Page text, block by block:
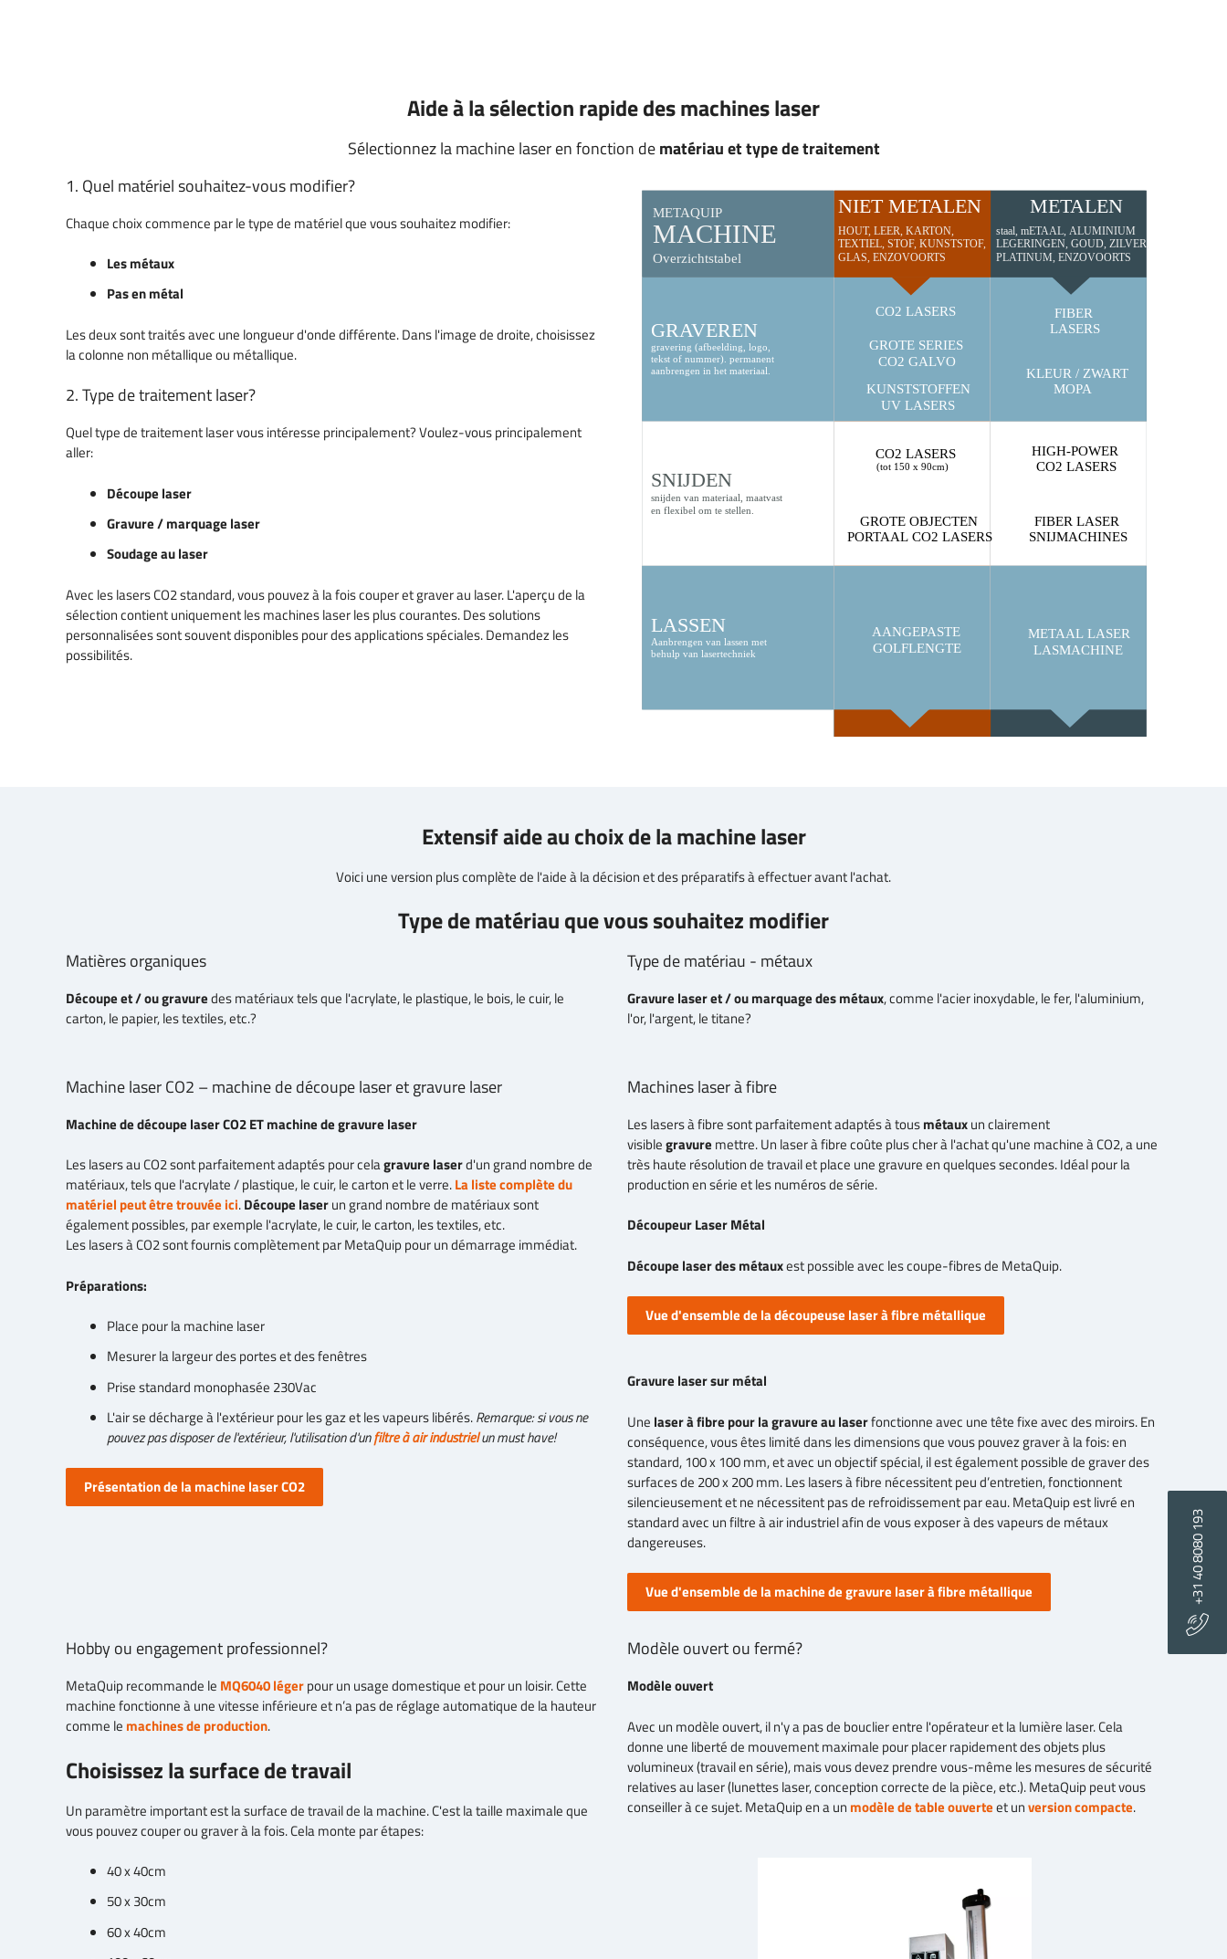
+31 40 8080 193
Découpe laser papier et carton
Maquette et maquettes
Plaques Nominatives & Signes
Aide à la sélection rapide des machines laser
Sélectionnez la machine laser en fonction dematériau et type de traitement
1. Quel matériel souhaitez-vous modifier?
Chaque choix commence par le type de matériel que vous souhaitez modifier:
Les métaux
Pas en métal
Les deux sont traités avec une longueur d'onde différente. Dans l'image de droite, choisissez
la colonne non métallique ou métallique.
2. Type de traitement laser?
Quel type de traitement laser vous intéresse principalement? Voulez-vous principalement
aller:
Découpe laser
Gravure / marquage laser
Soudage au laser
Avec les lasers CO2 standard, vous pouvez à la fois couper et graver au laser. L'aperçu de la
sélection contient uniquement les machines laser les plus courantes. Des solutions
personnalisées sont souvent disponibles pour des applications spéciales. Demandez les
possibilités.
Extensifaide au choix de la machine laser
Voici une version plus complète de l'aide à la décision et des préparatifs à effectuer avant l'achat.
Type de matériau que vous souhaitez modifier
Matières organiques
Découpe et / ou gravuredes matériaux tels que l'acrylate, le plastique, le bois, le cuir, le
carton, le papier, les textiles, etc.?
Type de matériau - métaux
Gravure laser et / ou marquage des métaux, comme l'acier inoxydable, le fer, l'aluminium,
l'or, l'argent, le titane?
Machine laser CO2 – machine de découpe laser et gravure laser
Machine de découpe laser CO2 ET machine de gravure laser
Les lasers au CO2 sont parfaitement adaptés pour celagravure laserd'un grand nombre de
matériaux, tels que l'acrylate / plastique, le cuir, le carton et le verre.La liste complète du
matériel peut être trouvée ici.Découpe laserun grand nombre de matériaux sont
également possibles, par exemple l'acrylate, le cuir, le carton, les textiles, etc.
Les lasers à CO2 sont fournis complètement par MetaQuip pour un démarrage immédiat.
Préparations:
Place pour la machine laser
Mesurer la largeur des portes et des fenêtres
Prise standard monophasée 230Vac
L'air se décharge à l'extérieur pour les gaz et les vapeurs libérés.Remarque: si vous ne
pouvez pas disposer de l'extérieur, l'utilisation d'unfiltre à air industrielun must have!
Présentation de la machine laser CO2
Machines laser à fibre
Les lasers à fibre sont parfaitement adaptés à tousmétauxun clairement
visiblegravure mettre. Un laser à fibre coûte plus cher à l'achat qu'une machine à CO2, a une
très haute résolution de travail et place une gravure en quelques secondes. Idéal pour la
production en série et les numéros de série.
Découpeur Laser Métal
Découpe laser des métauxest possible avec les coupe-fibres de MetaQuip.
Vue d'ensemble de la découpeuse laser à fibre métallique
Gravure laser sur métal
Une laser à fibre pour la gravure au laserfonctionne avec une tête fixe avec des miroirs. En
conséquence, vous êtes limité dans les dimensions que vous pouvez graver à la fois: en
standard, 100 x 100 mm, et avec un objectif spécial, il est également possible de graver des
surfaces de 200 x 200 mm. Les lasers à fibre nécessitent peu d’entretien, fonctionnent
silencieusement et ne nécessitent pas de refroidissement par eau. MetaQuip est livré en
standard avec un filtre à air industriel afin de vous exposer à des vapeurs de métaux
dangereuses.
Vue d'ensemble de la machine de gravure laser à fibre métallique
Hobby ou engagement professionnel?
MetaQuip recommande le MQ6040 légerpour un usage domestique et pour un loisir. Cette
machine fonctionne à une vitesse inférieure et n’a pas de réglage automatique de la hauteur
comme le machines de production.
Choisissez la surface de travail
Un paramètre important est la surface de travail de la machine. C'est la taille maximale que
vous pouvez couper ou graver à la fois. Cela monte par étapes:
40 x 40cm
50 x 30cm
60 x 40cm
Modèle ouvert ou fermé?
Modèle ouvert
Avec un modèle ouvert, il n'y a pas de bouclier entre l'opérateur et la lumière laser. Cela
donne une liberté de mouvement maximale pour placer rapidement des objets plus
volumineux (travail en série), mais vous devez prendre vous-même les mesures de sécurité
relatives au laser (lunettes laser, conception correcte de la pièce, etc.). MetaQuip peut vous
conseiller à ce sujet. MetaQuip en a un modèle de table ouverteet unversion compacte.